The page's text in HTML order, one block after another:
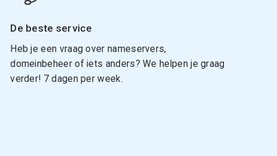
De beste service
Heb je een vraag over nameservers,
domeinbeheer of iets anders? We helpen je graag
verder! 7 dagen per week.